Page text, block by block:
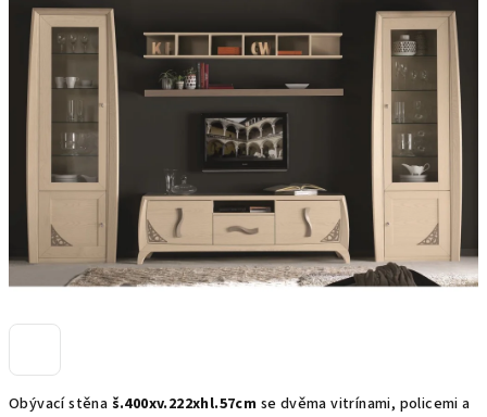
Obývací stěna š.400xv.222xhl.57cm se dvěma vitrínami, policemi a
0,0
z
5
hvězdiček.